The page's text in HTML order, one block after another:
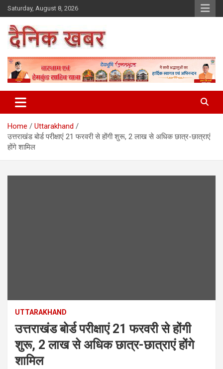
Skip
to
content
Saturday, August 8, 2026
Dainikkhabar.in – Uttarakhand
Daily Hindi News Website
Home
Uttarakhand
उत्तराखंड बोर्ड परीक्षाएं 21 फरवरी से होंगी शुरू, 2 लाख से अधिक छात्र-छात्राएं
होंगे शामिल
UTTARAKHAND
उत्तराखंड बोर्ड परीक्षाएं 21 फरवरी से होंगी
शुरू, 2 लाख से अधिक छात्र-छात्राएं होंगे
शामिल